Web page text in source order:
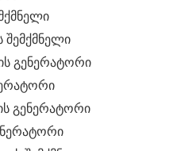
გენერატორი
გენერატორი